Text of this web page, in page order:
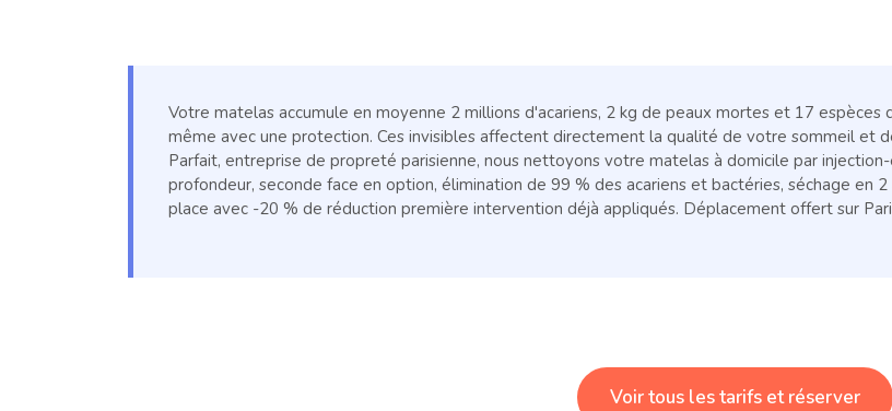
Votre matelas accumule en moyenne 2 millions d'acariens, 2 kg de peaux mortes et 17 espèces
même avec une protection. Ces invisibles affectent directement la qualité de votre sommeil et
Parfait, entreprise de propreté parisienne, nous nettoyons votre matelas à domicile par
profondeur, seconde face en option, élimination de 99 % des acariens et bactéries, séchage en
place avec -20 % de réduction première intervention déjà appliqués. Déplacement offert sur
Voir tous les tarifs et réserver